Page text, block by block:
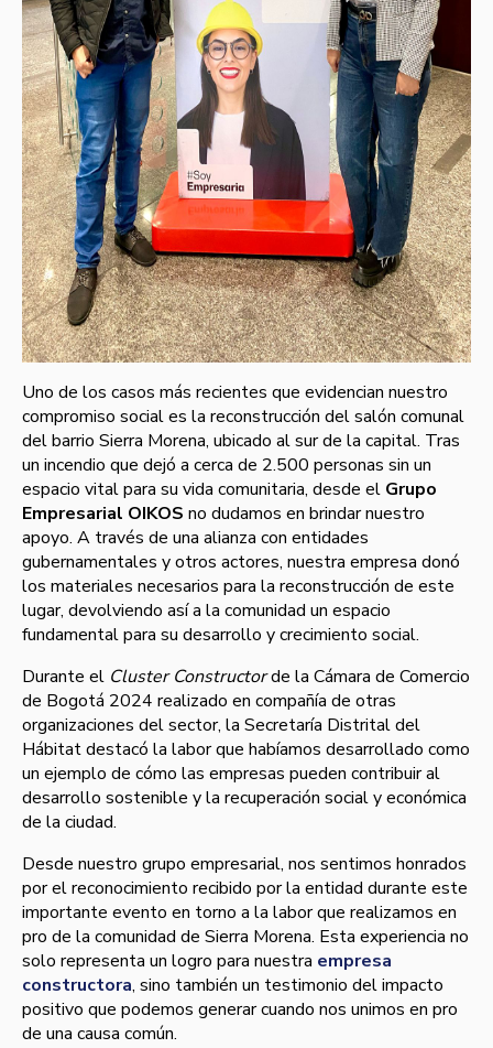
Uno de los casos más recientes que evidencian nuestro
compromiso social es la reconstrucción del salón comunal
del barrio Sierra Morena, ubicado al sur de la capital. Tras
un incendio que dejó a cerca de 2.500 personas sin un
espacio vital para su vida comunitaria, desde el Grupo
Empresarial OIKOS no dudamos en brindar nuestro
apoyo. A través de una alianza con entidades
gubernamentales y otros actores, nuestra empresa donó
los materiales necesarios para la reconstrucción de este
lugar, devolviendo así a la comunidad un espacio
fundamental para su desarrollo y crecimiento social.
Durante el Cluster Constructorde la Cámara de Comercio
de Bogotá 2024 realizado en compañía de otras
organizaciones del sector, la Secretaría Distrital del
Hábitat destacó la labor que habíamos desarrollado como
un ejemplo de cómo las empresas pueden contribuir al
desarrollo sostenible y la recuperación social y económica
de la ciudad.
Desde nuestro grupo empresarial, nos sentimos honrados
por el reconocimiento recibido por la entidad durante este
importante evento en torno a la labor que realizamos en
pro de la comunidad de Sierra Morena. Esta experiencia no
solo representa un logro para nuestra empresa
constructora, sino también un testimonio del impacto
positivo que podemos generar cuando nos unimos en pro
de una causa común.